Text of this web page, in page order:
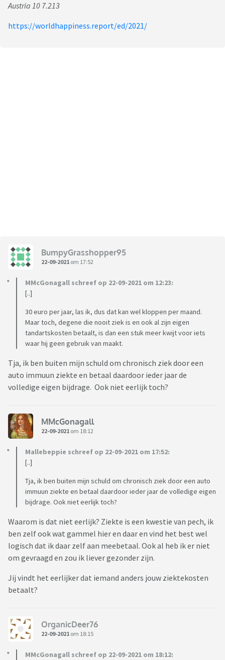
Austria 10 7.213
https://worldhappiness.report/ed/2021/
BumpyGrasshopper95
22-09-2021 om 17:52
MMcGonagall schreef op 22-09-2021 om 12:23:
[..]
30 euro per jaar, las ik, dus dat kan wel kloppen per maand.
Maar toch, degene die nooit ziek is en ook al zijn eigen
tandartskosten betaalt, is dan een stuk meer kwijt voor iets
waar hij geen gebruik van maakt.
Tja, ik ben buiten mijn schuld om chronisch ziek door een
auto immuun ziekte en betaal daardoor ieder jaar de
volledige eigen bijdrage. Ook niet eerlijk toch?
MMcGonagall
22-09-2021 om 18:12
Mallebeppie schreef op 22-09-2021 om 17:52:
[..]
Tja, ik ben buiten mijn schuld om chronisch ziek door een auto
immuun ziekte en betaal daardoor ieder jaar de volledige eigen
bijdrage. Ook niet eerlijk toch?
Waarom is dat niet eerlijk? Ziekte is een kwestie van pech, ik
ben zelf ook wat gammel hier en daar en vind het best wel
logisch dat ik daar zelf aan meebetaal. Ook al heb ik er niet
om gevraagd en zou ik liever gezonder zijn.
Jij vindt het eerlijker dat iemand anders jouw ziektekosten
betaalt?
OrganicDeer76
22-09-2021 om 18:15
MMcGonagall schreef op 22-09-2021 om 18:12: